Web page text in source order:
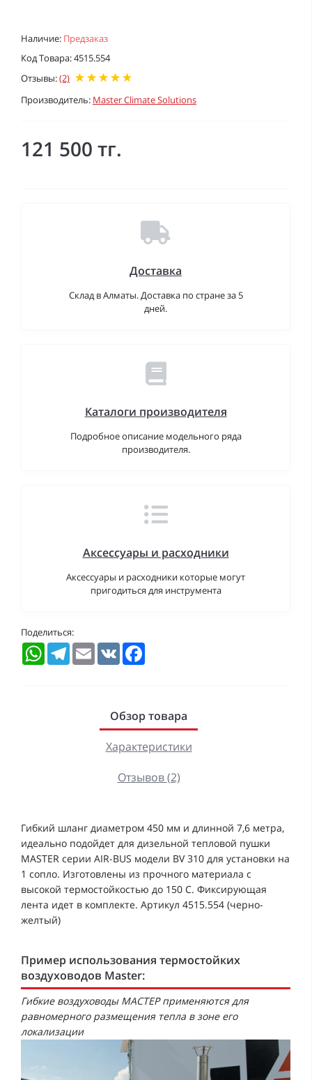
Наличие: Предзаказ
Код Товара: 4515.554
Отзывы:(2)
Производитель: Master Climate Solutions
121 500 тг.
Доставка
Склад в Алматы. Доставка по стране за 5
дней.
Каталоги производителя
Подробное описание модельного ряда
производителя.
Аксессуары и расходники
Аксессуары и расходники которые могут
пригодиться для инструмента
Поделиться:
WhatsAppTelegramEmail VK
Обзор товара
Характеристики
Отзывов (2)
Гибкий шланг диаметром 450 мм и длинной 7,6 метра,
идеально подойдет для дизельной тепловой пушки
MASTER серии AIR-BUS модели BV 310 для установки на
1 сопло. Изготовлены из прочного материала с
высокой термостойкостью до 150 С. Фиксирующая
лента идет в комплекте. Артикул 4515.554 (черно-
желтый)
Пример использования термостойких
воздуховодов Master:
Гибкие воздуховоды МАСТЕР применяются для
равномерного размещения тепла в зоне его
локализации